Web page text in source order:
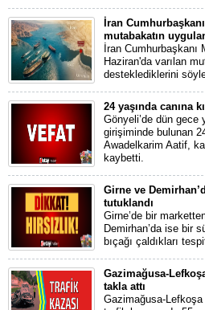
İran
mutabakatın
İran
Haziran'da varılan
desteklediklerini
24 yaşında canına
Gönyeli’de dün gece
girişiminde bulunan
Awadelkarim Aatif,
kaybetti.
Girne ve
tutuklandı
Girne’de bir
Demirhan’da ise bir
bıçağı çaldıkları
Gazimağusa-
takla attı
Gazimağusa-